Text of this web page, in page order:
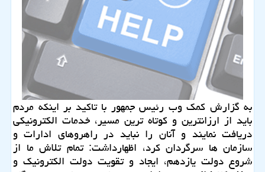
به گزارش كمك وب رئیس جمهور با تاكید بر اینكه مردم
باید از ارزانترین و كوتاه ترین مسیر، خدمات الكترونیكی
دریافت نمایند و آنان را نباید در راهروهای ادارات و
سازمان ها سرگردان كرد، اظهارداشت: تمام تلاش ما از
شروع دولت یازدهم، ایجاد و تقویت دولت الكترونیك و